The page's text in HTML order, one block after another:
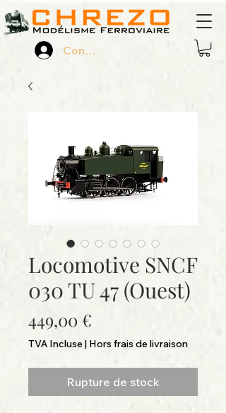
Connexion
Locomotive SNCF
030 TU 47 (Ouest)
449,00 €
TVA Incluse| Hors frais de livraison
Rupture de stock